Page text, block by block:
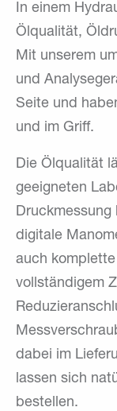
In einem
Ölqualität,
Mit unserem
und
Seite und
und im Griff.
Die Ölqualität
geeigneten
Druckmessung
digitale
auch
vollständigem
dabei im
lassen sich
bestellen.